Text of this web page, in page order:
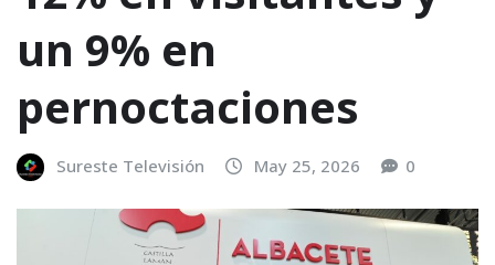
un 9% en
pernoctaciones
Sureste Televisión May 25, 2026 0